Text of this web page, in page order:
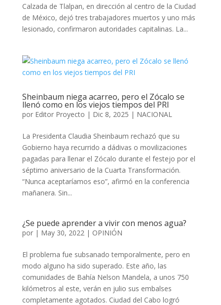
Calzada de Tlalpan, en dirección al centro de la Ciudad
de México, dejó tres trabajadores muertos y uno más
lesionado, confirmaron autoridades capitalinas. La...
Sheinbaum niega acarreo, pero el Zócalo se
llenó como en los viejos tiempos del PRI
por Editor Proyecto | Dic 8, 2025 | NACIONAL
La Presidenta Claudia Sheinbaum rechazó que su
Gobierno haya recurrido a dádivas o movilizaciones
pagadas para llenar el Zócalo durante el festejo por el
séptimo aniversario de la Cuarta Transformación.
“Nunca aceptaríamos eso”, afirmó en la conferencia
mañanera. Sin...
¿Se puede aprender a vivir con menos agua?
por | May 30, 2022| OPINIÓN
El problema fue subsanado temporalmente, pero en
modo alguno ha sido superado. Este año, las
comunidades de Bahía Nelson Mandela, a unos 750
kilómetros al este, verán en julio sus embalses
completamente agotados. Ciudad del Cabo logró